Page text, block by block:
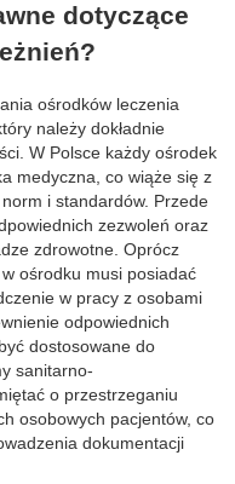
dotyczące
ośrodków leczenia
należy dokładnie
W Polsce każdy ośrodek
medyczna, co wiąże się z
i standardów. Przede
zezwoleń oraz
zdrowotne. Oprócz
ośrodku musi posiadać
w pracy z osobami
odpowiednich
dostosowane do
sanitarno-
o przestrzeganiu
osobowych pacjentów, co
dokumentacji